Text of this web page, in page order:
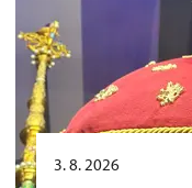
3. 8. 2026